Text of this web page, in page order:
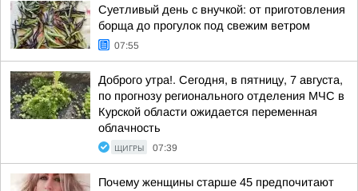
Суетливый день с внучкой: от приготовления
борща до прогулок под свежим ветром
07:55
Доброго утра!. Сегодня, в пятницу, 7 августа,
по прогнозу регионального отделения МЧС в
Курской области ожидается переменная
облачность
ЩИГРЫ 07:39
Почему женщины старше 45 предпочитают